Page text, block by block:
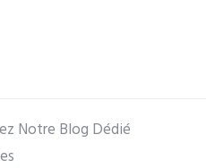
Notre Blog Dédié